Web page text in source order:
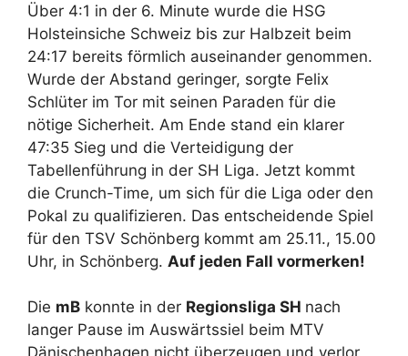
Über 4:1 in der 6. Minute wurde die HSG
Holsteinsiche Schweiz bis zur Halbzeit beim
24:17 bereits förmlich auseinander genommen.
Wurde der Abstand geringer, sorgte Felix
Schlüter im Tor mit seinen Paraden für die
nötige Sicherheit. Am Ende stand ein klarer
47:35 Sieg und die Verteidigung der
Tabellenführung in der SH Liga. Jetzt kommt
die Crunch-Time, um sich für die Liga oder den
Pokal zu qualifizieren. Das entscheidende Spiel
für den TSV Schönberg kommt am 25.11., 15.00
Uhr, in Schönberg. Auf jeden Fall vormerken!
Die mB konnte in der Regionsliga SH nach
langer Pause im Auswärtssiel beim MTV